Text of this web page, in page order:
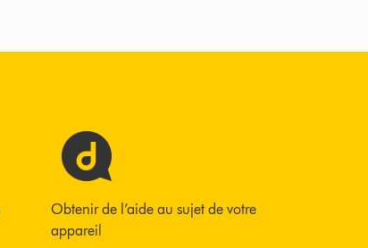
Obtenir de l’aide au sujet de votre
appareil